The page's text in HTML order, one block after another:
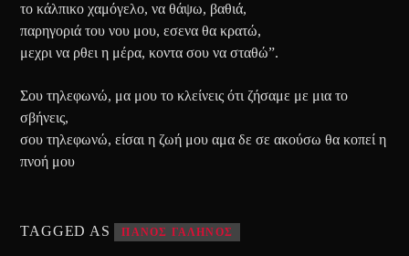
το κάλπικο χαμόγελο, να θάψω, βαθιά,
παρηγοριά του νου μου, εσενα θα κρατώ,
μεχρι να ρθει η μέρα, κοντα σου να σταθώ”.
Σου τηλεφωνώ, μα μου το κλείνεις ότι ζήσαμε με μια το
σβήνεις,
σου τηλεφωνώ, είσαι η ζωή μου αμα δε σε ακούσω θα κοπεί η
πνοή μου
TAGGED AS ΠΑΝΟΣ ΓΑΛΗΝΟΣ